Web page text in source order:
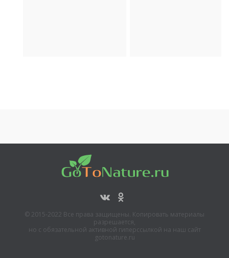
© 2015-2022 Все права защищены. Копировать материалы
разрешается,
но с обязательной активной гиперссылкой на наш сайт
gotonature.ru